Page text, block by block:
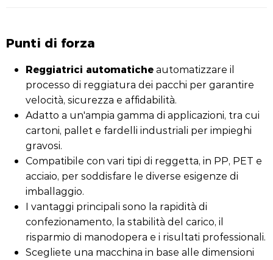
Punti di forza
Reggiatrici automaticheautomatizzare il
processo di reggiatura dei pacchi per garantire
velocità, sicurezza e affidabilità.
Adatto a un'ampia gamma di applicazioni, tra cui
cartoni, pallet e fardelli industriali per impieghi
gravosi.
Compatibile con vari tipi di reggetta, in PP, PET e
acciaio, per soddisfare le diverse esigenze di
imballaggio.
I vantaggi principali sono la rapidità di
confezionamento, la stabilità del carico, il
risparmio di manodopera e i risultati professionali.
Scegliete una macchina in base alle dimensioni